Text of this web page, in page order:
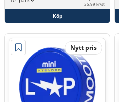
35,99 kr/st
Köp
Nytt pris